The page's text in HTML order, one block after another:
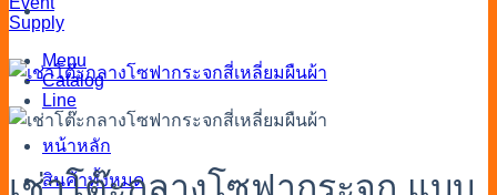
Menu
Catalog
Line
หน้าหลัก
สินค้าทั้งหมด
เช่าโต๊ะกลางโซฟากระจก แบบ